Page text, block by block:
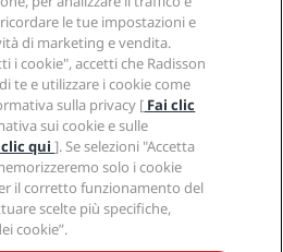
Rewards
del sito
moderna
le tue impostazioni e
di marketing e vendita.
i cookie", accetti che Radisson
te e utilizzare i cookie come
sulla privacy [ Fai clic
sui cookie e sulle
clic qui]. Se selezioni "Accetta
solo i cookie
il corretto funzionamento del
scelte più specifiche,
cookie”.